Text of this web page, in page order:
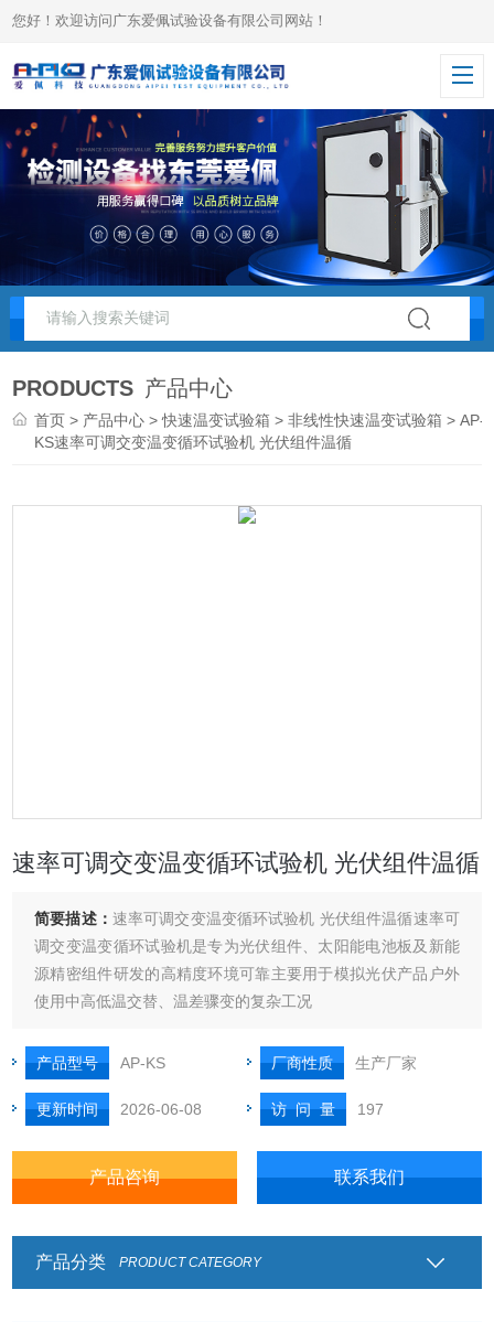
您好！欢迎访问广东爱佩试验设备有限公司网站！
PRODUCTS 产品中心
首页 > 产品中心 >快速温变试验箱 >非线性快速温变试验箱 > AP-
KS速率可调交变温变循环试验机 光伏组件温循
速率可调交变温变循环试验机 光伏组件温循
简要描述： 速率可调交变温变循环试验机 光伏组件温循速率可
调交变温变循环试验机是专为光伏组件、太阳能电池板及新能
源精密组件研发的高精度环境可靠主要用于模拟光伏产品户外
使用中高低温交替、温差骤变的复杂工况
产品型号 AP-KS 厂商性质 生产厂家
更新时间 2026-06-08 访 问 量 197
产品咨询 联系我们
产品分类 PRODUCT CATEGORY